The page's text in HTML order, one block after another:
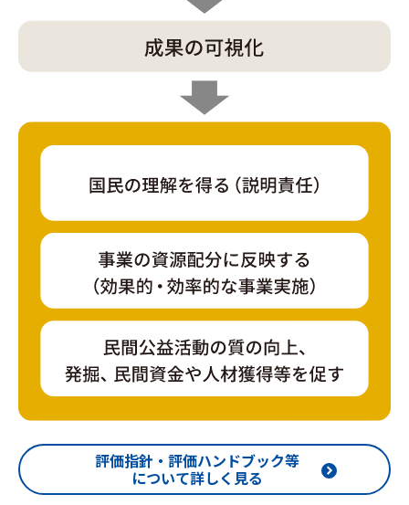
評価指針・評価ハンドブック等
について詳しく見る